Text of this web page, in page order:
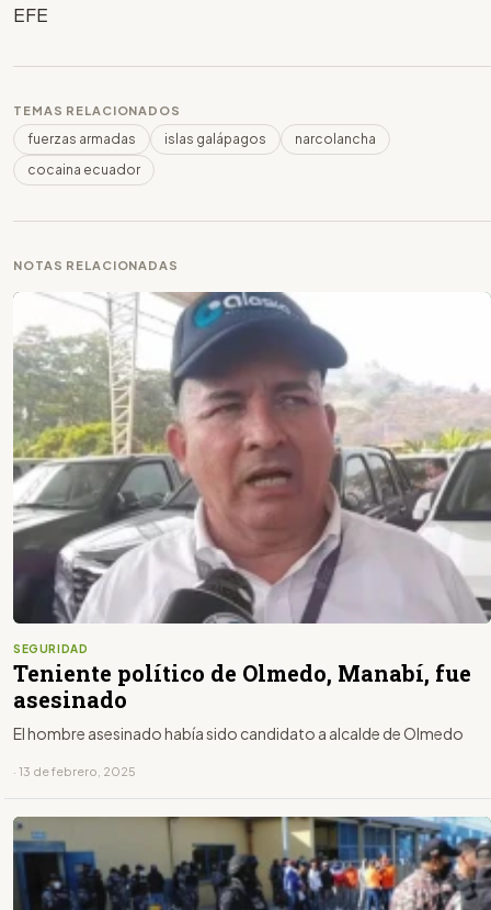
EFE
TEMAS RELACIONADOS
fuerzas armadas islas galápagos
narcolancha
cocaina ecuador
NOTAS RELACIONADAS
SEGURIDAD
Teniente político de Olmedo, Manabí, fue
asesinado
El hombre asesinado había sido candidato a alcalde de Olmedo
· 13 de febrero, 2025